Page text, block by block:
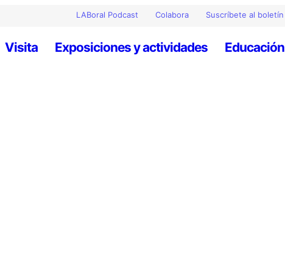
LABoral Podcast Colabora Suscríbete al boletín
Visita Exposiciones y actividades Educación